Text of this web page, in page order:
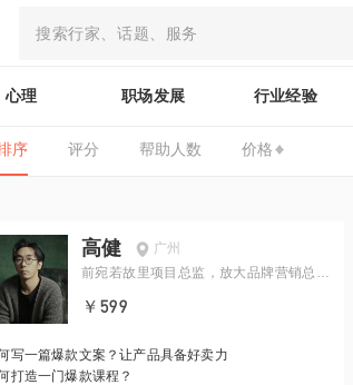
心理 职场发展 行业经验
序 评分 帮助人数 价格
高健
广州
前宛若故里项目总监，放大品牌营销总经
￥599
写一篇爆款文案？让产品具备好卖力
打造一门爆款课程？